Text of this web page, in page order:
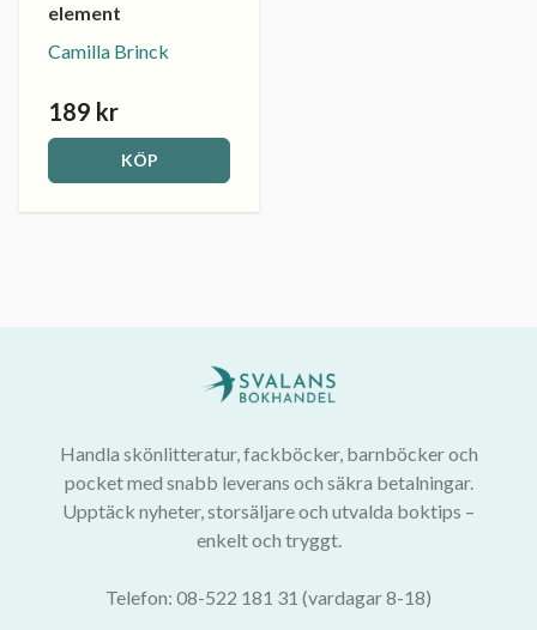
element
Camilla Brinck
189 kr
KÖP
Handla skönlitteratur, fackböcker, barnböcker och
pocket med snabb leverans och säkra betalningar.
Upptäck nyheter, storsäljare och utvalda boktips –
enkelt och tryggt.
Telefon: 08-522 181 31 (vardagar 8-18)